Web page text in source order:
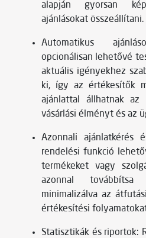
alapján gyorsan
ajánlásokat összeállítani.
Automatikus
opcionálisan lehetővé
aktuális igényekhez
ki, így az értékesítők
ajánlattal állhatnak
vásárlási élményt és az
Azonnali ajánlatkérés
rendelési funkció
termékeket vagy
azonnal
minimalizálva az
értékesítési
Statisztikák és riportok: